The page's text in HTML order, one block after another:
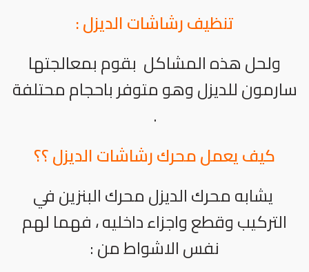
تنظيف رشاشات الديزل :
ولحل هذه المشاكل بقوم بمعالجتها
سارمون للديزل وهو متوفر باحجام محتلفة
.
كيف يعمل محرك رشاشات الديزل ؟؟
يشابه محرك الديزل محرك البنزين في
التركيب وقطع واجزاء داخليه ، فهما لهم
نفس الاشواط من :